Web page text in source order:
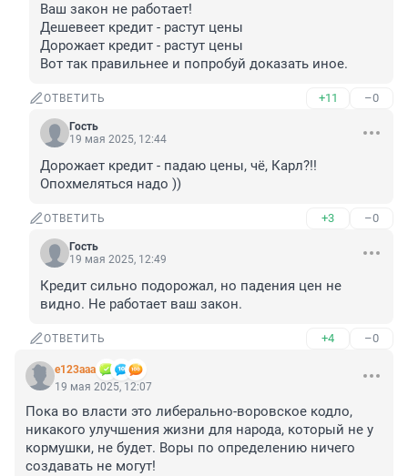
Ваш закон не работает!
Дешевеет кредит - растут цены
Дорожает кредит - растут цены
Вот так правильнее и попробуй доказать иное.
ОТВЕТИТЬ +11 –0
Гость
19 мая 2025, 12:44
Дорожает кредит - падаю цены, чё, Карл?!!
Опохмеляться надо ))
ОТВЕТИТЬ +3 –0
Гость
19 мая 2025, 12:49
Кредит сильно подорожал, но падения цен не
видно. Не работает ваш закон.
ОТВЕТИТЬ +4 –0
e123aaa
19 мая 2025, 12:07
Пока во власти это либерально-воровское кодло,
никакого улучшения жизни для народа, который не у
кормушки, не будет. Воры по определению ничего
создавать не могут!